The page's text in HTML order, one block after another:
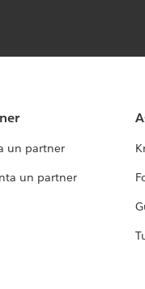
un partner
un partner